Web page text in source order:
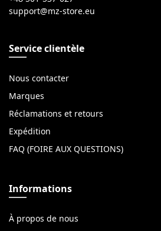
Service clientèle
Nous contacter
Marques
Réclamations et retours
Expédition
FAQ (FOIRE AUX QUESTIONS)
Informations
À propos de nous